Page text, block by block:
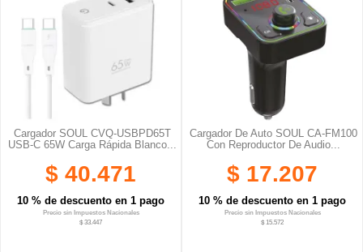
Cargador SOUL CVQ-USBPD65T
USB-C 65W Carga Rápida Blanco...
$ 40.471
10 % de descuento en 1 pago
Precio sin Impuestos Nacionales
$ 33.447
Cargador De Auto SOUL CA-FM100
Con Reproductor De Audio...
$ 17.207
10 % de descuento en 1 pago
Precio sin Impuestos Nacionales
$ 15.572